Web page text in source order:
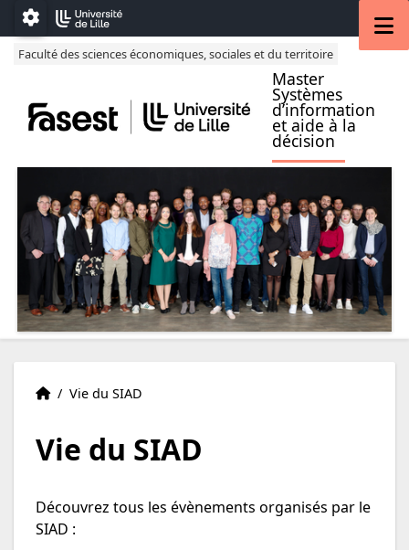
Accéder au menu principal
Accéder au contenu
Paramétrage
Faculté des sciences économiques, sociales et du territoire
Master
Systèmes
d’information
et aide à la
décision
Présentation
Accueil
/ Vie du SIAD
Vie du SIAD
Découvrez tous les évènements organisés par le
SIAD :